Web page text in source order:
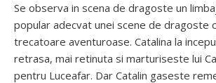
Se observa in scena de dragoste un
popular adecvat unei scene de dragoste
trecatoare aventuroase. Catalina la
retrasa, mai retinuta si marturiseste lui
pentru Luceafar. Dar Catalin gaseste